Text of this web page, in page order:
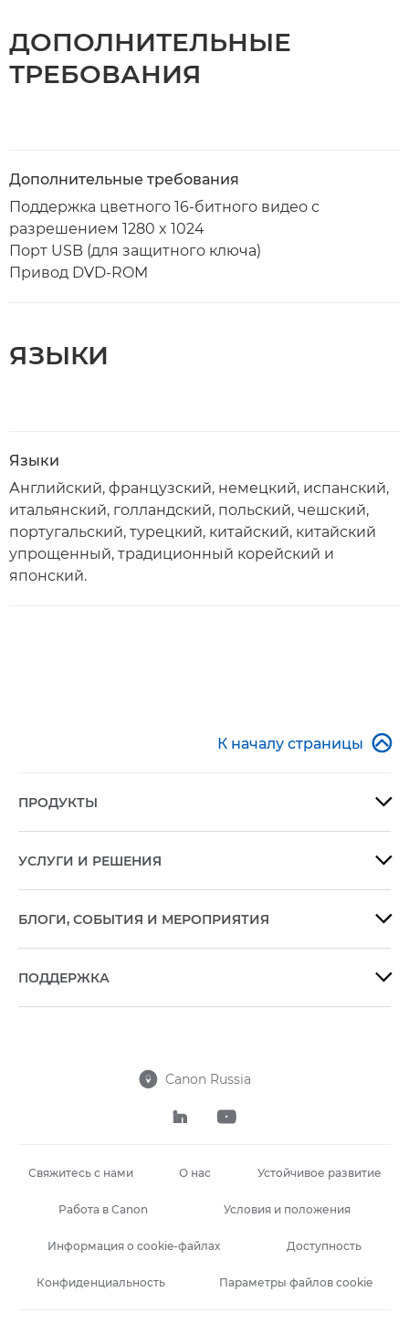
ДОПОЛНИТЕЛЬНЫЕ
ТРЕБОВАНИЯ
Дополнительные требования
Поддержка цветного 16-битного видео с
разрешением 1280 x 1024
Порт USB (для защитного ключа)
Привод DVD-ROM
ЯЗЫКИ
Языки
Английский, французский, немецкий, испанский,
итальянский, голландский, польский, чешский,
португальский, турецкий, китайский, китайский
упрощенный, традиционный корейский и
японский.
К началу страницы 
ПРОДУКТЫ 
УСЛУГИ И РЕШЕНИЯ 
БЛОГИ, СОБЫТИЯ И МЕРОПРИЯТИЯ 
ПОДДЕРЖКА 
 Canon Russia
 
Свяжитесь с нами О нас Устойчивое развитие
Работа в Canon Условия и положения
Информация о cookie-файлах Доступность
Конфиденциальность Параметры файлов cookie